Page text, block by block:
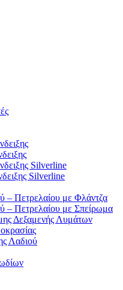
Silverline
Silverline
– Πετρελαίου με Φλάντζα
– Πετρελαίου με Σπείρωμα
Δεξαμενής Λυμάτων
Λαδιού